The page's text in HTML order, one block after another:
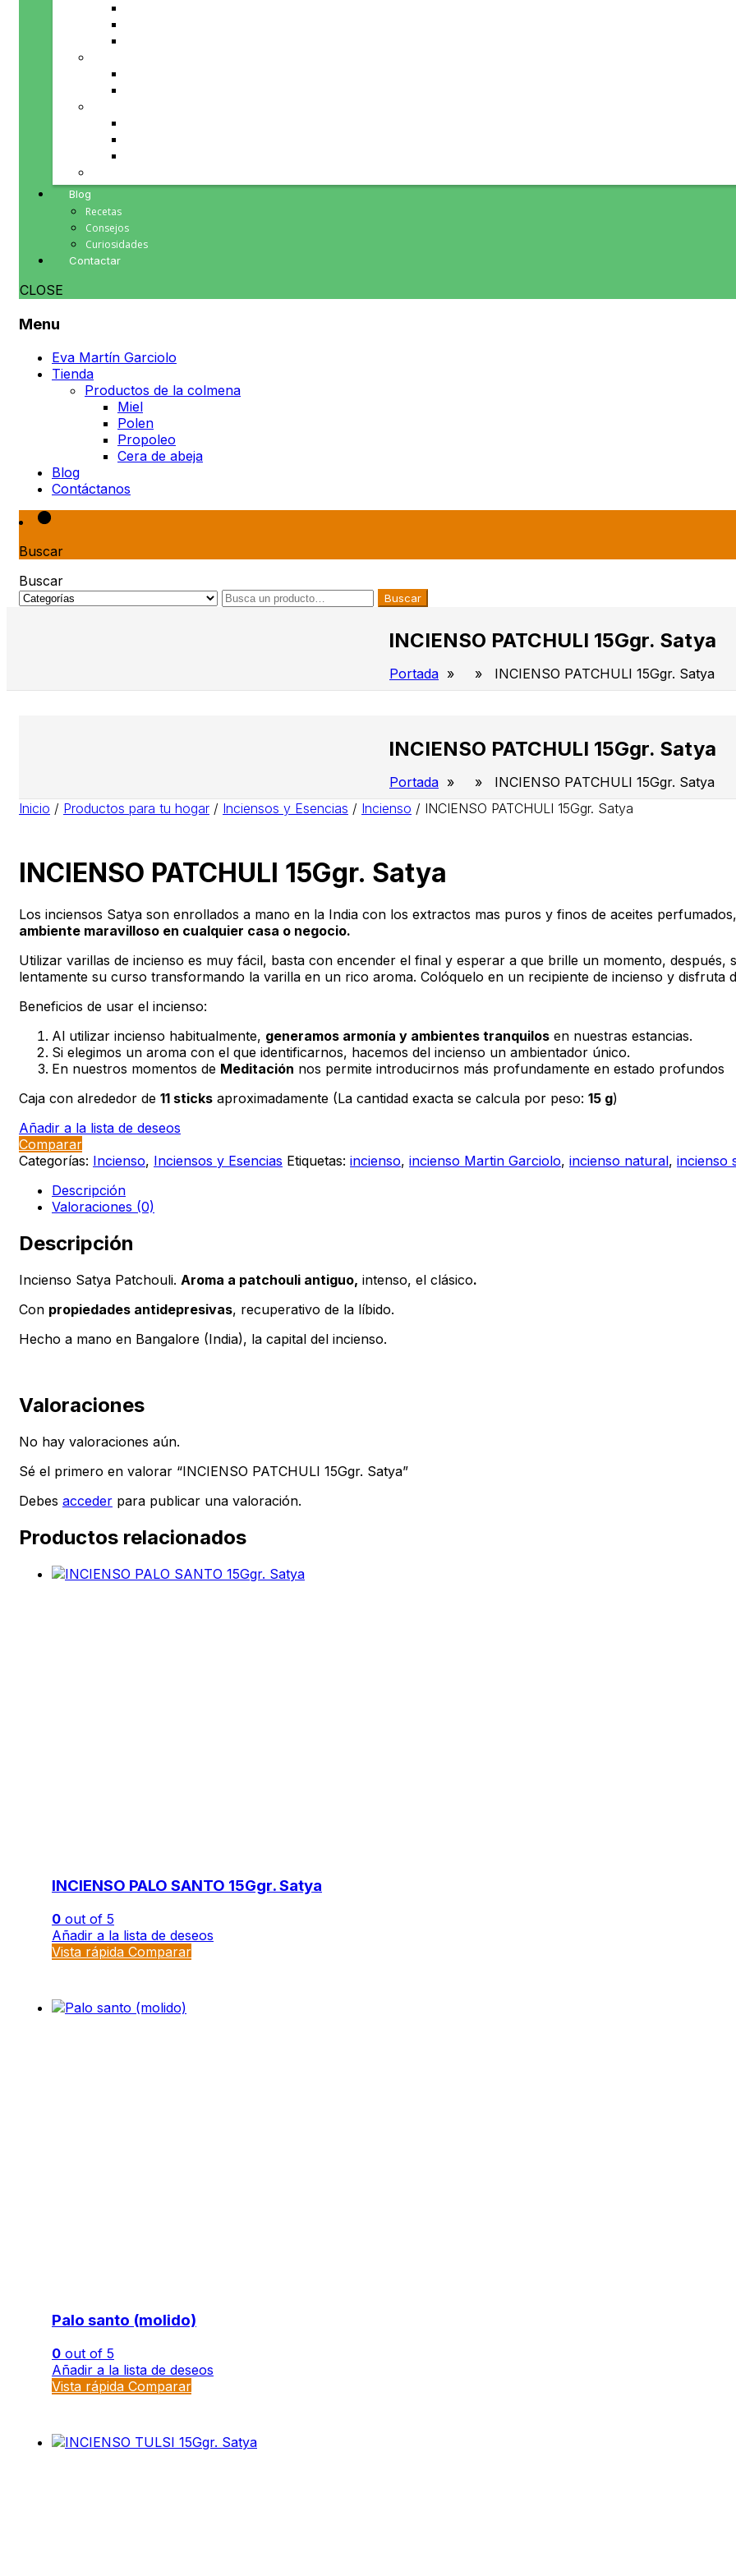
Blog
Recetas
Consejos
Curiosidades
Contactar
CLOSE
Menu
Eva Martín Garciolo
Tienda
Productos de la colmena
Miel
Polen
Propoleo
Cera de abeja
Blog
Contáctanos
Buscar
Buscar
Buscar
INCIENSO PATCHULI 15Ggr. Satya
Portada » » INCIENSO PATCHULI 15Ggr. Satya
INCIENSO PATCHULI 15Ggr. Satya
Portada » » INCIENSO PATCHULI 15Ggr. Satya
Inicio / Productos para tu hogar / Inciensos y Esencias / Incienso / INCIENSO PATCHULI 15Ggr. Satya
INCIENSO PATCHULI 15Ggr. Satya
Los inciensos Satya son enrollados a mano en la India con los extractos mas puros y finos de aceites
ambiente maravilloso en cualquier casa o negocio.
Utilizar varillas de incienso es muy fácil, basta con encender el final y esperar a que brille un momento, después,
lentamente su curso transformando la varilla en un rico aroma. Colóquelo en un recipiente de incienso y disfruta
Beneficios de usar el incienso:
Al utilizar incienso habitualmente, generamos armonía y ambientes tranquilos en nuestras estancias.
Si elegimos un aroma con el que identificarnos, hacemos del incienso un ambientador único.
En nuestros momentos de Meditación nos permite introducirnos más profundamente en estado profundos
Caja con alrededor de 11 sticks aproximadamente (La cantidad exacta se calcula por peso: 15 g)
Añadir a la lista de deseos
Comparar
Categorías: Incienso, Inciensos y Esencias Etiquetas: incienso, incienso Martin Garciolo, incienso natural, incienso
Descripción
Valoraciones (0)
Descripción
Incienso Satya Patchouli. Aroma a patchouli antiguo, intenso, el clásico.
Con propiedades antidepresivas, recuperativo de la líbido.
Hecho a mano en Bangalore (India), la capital del incienso.
Valoraciones
No hay valoraciones aún.
Sé el primero en valorar “INCIENSO PATCHULI 15Ggr. Satya”
Debes acceder para publicar una valoración.
Productos relacionados
INCIENSO PALO SANTO 15Ggr. Satya
0 out of 5
Añadir a la lista de deseos
Vista rápida Comparar
Palo santo (molido)
0 out of 5
Añadir a la lista de deseos
Vista rápida Comparar